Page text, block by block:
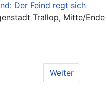
Der Feind regt sich
Trallop, Mitte/Ende
Weiter